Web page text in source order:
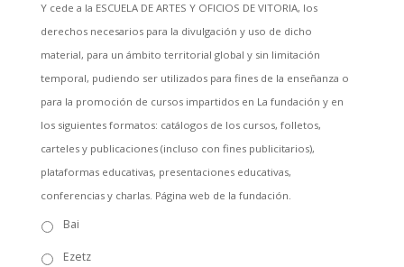
Y cede a la ESCUELA DE ARTES Y OFICIOS DE VITORIA, los
derechos necesarios para la divulgación y uso de dicho
material, para un ámbito territorial global y sin limitación
temporal, pudiendo ser utilizados para fines de la enseñanza o
para la promoción de cursos impartidos en La fundación y en
los siguientes formatos: catálogos de los cursos, folletos,
carteles y publicaciones (incluso con fines publicitarios),
plataformas educativas, presentaciones educativas,
conferencias y charlas. Página web de la fundación.
Bai
Ezetz